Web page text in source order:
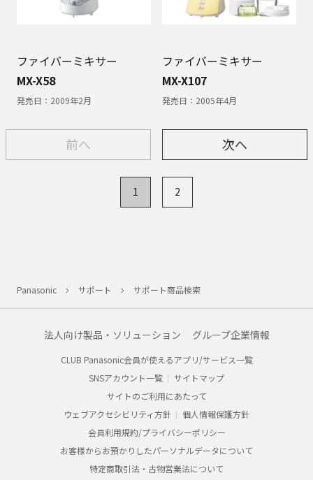
ファイバーミキサー
MX-X58
発売日： 2009年2月
ファイバーミキサー
MX-X107
発売日： 2005年4月
前へ
1 2
次へ
Panasonic サポート サポート商品検索
法人向け製品・ソリューション グループ企業情報
CLUB Panasonic会員が使えるアプリ/サービス一覧
SNSアカウント一覧
サイトマップ
サイトのご利用にあたって
ウェブアクセシビリティ方針
個人情報保護方針
会員利用規約/プライバシーポリシー
お客様からお預かりしたパーソナルデータについて
特定商取引法・古物営業法について